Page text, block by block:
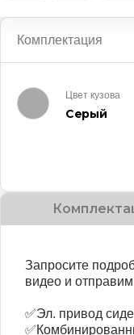
Комплектация
Цвет кузова
Серый
Запросите
видео и
✅Эл. привод